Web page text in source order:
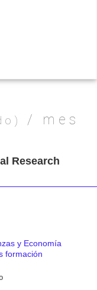
/ mes
Research
y Economía
formación